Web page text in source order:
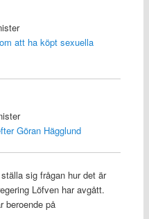
att ha köpt sexuella
Göran Hägglund
sig frågan hur det är
Löfven har avgått.
beroende på